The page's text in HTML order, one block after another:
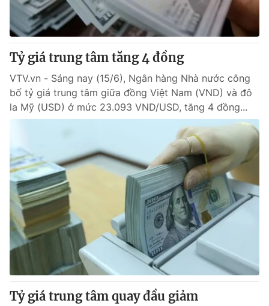
Tỷ giá trung tâm tăng 4 đồng
VTV.vn - Sáng nay (15/6), Ngân hàng Nhà nước công
bố tỷ giá trung tâm giữa đồng Việt Nam (VND) và đô
la Mỹ (USD) ở mức 23.093 VND/USD, tăng 4 đồng...
Tỷ giá trung tâm quay đầu giảm